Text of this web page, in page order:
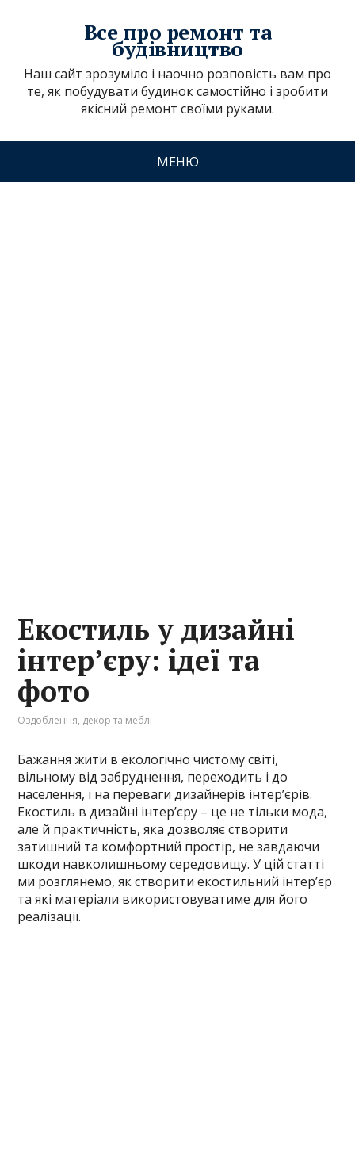
Все про ремонт та
будівництво
Наш сайт зрозуміло і наочно розповість вам про
те, як побудувати будинок самостійно і зробити
якісний ремонт своїми руками.
МЕНЮ
Екостиль у дизайні
інтер’єру: ідеї та
фото
Оздоблення, декор та меблі
Бажання жити в екологічно чистому світі,
вільному від забруднення, переходить і до
населення, і на переваги дизайнерів інтер’єрів.
Екостиль в дизайні інтер’єру – це не тільки мода,
але й практичність, яка дозволяє створити
затишний та комфортний простір, не завдаючи
шкоди навколишньому середовищу. У цій статті
ми розглянемо, як створити екостильний інтер’єр
та які матеріали використовуватиме для його
реалізації.